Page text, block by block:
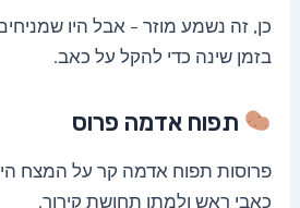
כן, זה נשמע מוזר – אבל היו
בזמן שינה כדי להקל על כאב.
תפוח אדמה פרוס
פרוסות תפוח אדמה קר על המצח
כאבי ראש ולמתן תחושת קירור.